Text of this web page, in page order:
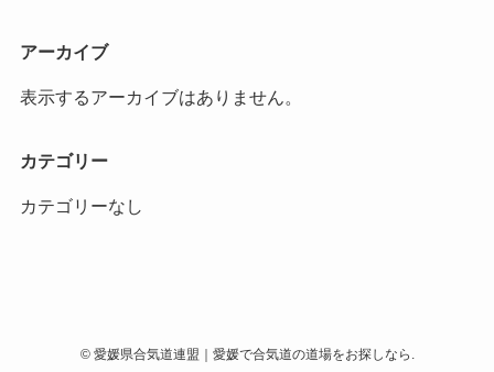
アーカイブ
表示するアーカイブはありません。
カテゴリー
カテゴリーなし
©愛媛県合気道連盟｜愛媛で合気道の道場をお探しなら.